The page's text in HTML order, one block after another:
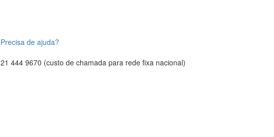
Precisa de ajuda?
21 444 9670 (custo de chamada para rede fixa nacional)